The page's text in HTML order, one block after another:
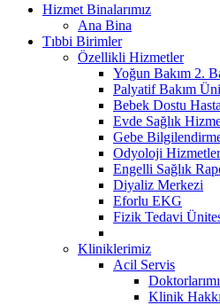
Hizmet Binalarımız
Ana Bina
Tıbbi Birimler
Özellikli Hizmetler
Yoğun Bakım 2.
Palyatif Bakım
Bebek Dostu
Evde Sağlık
Gebe Bilgilendirme
Odyoloji
Engelli Sağlık
Diyaliz Merkezi
Eforlu EKG
Fizik Tedavi
Kliniklerimiz
Acil Servis
Klinik